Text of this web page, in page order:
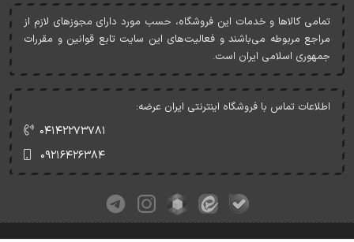
تمامی کالاها و خدمات اين فروشگاه، حسب مورد دارای مجوزهای لازم از
مراجع مربوطه می‌باشند و فعاليت‌های اين سايت تابع قوانين و مقررات
جمهوری اسلامی ايران است.
اطلاعات تماس با فروشگاه اینترنتی ایران عرضه:
۰۴۱۴۲۲۷۳۷۸۱
۰۹۲۱۶۴۲۶۳۸۴